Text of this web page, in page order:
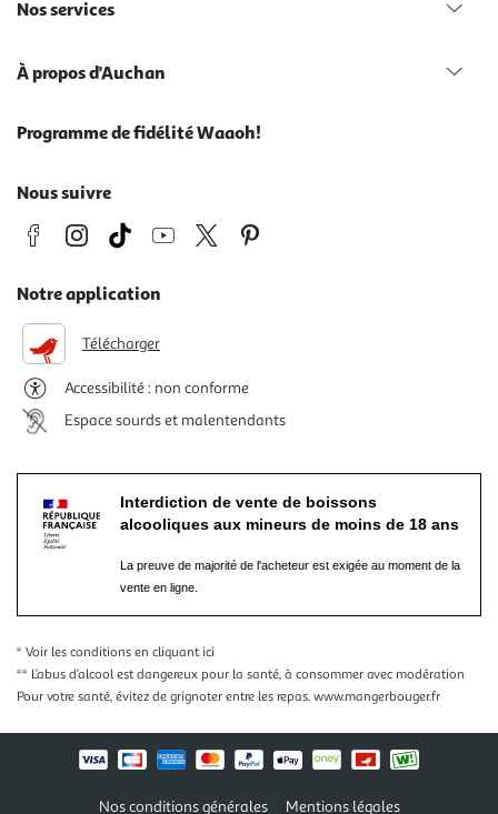
Nos services
À propos d'Auchan
Programme de fidélité Waaoh!
Nous suivre
Notre application
Télécharger
Accessibilité : non conforme
Espace sourds et malentendants
Interdiction de vente de boissons
alcooliques aux mineurs de moins de 18 ans
La preuve de majorité de l'acheteur est exigée au moment de la
vente en ligne.
* Voir les conditions en cliquant ici
** L’abus d’alcool est dangereux pour la santé, à consommer avec modération
Pour votre santé, évitez de grignoter entre les repas. www.mangerbouger.fr
Nos conditions générales Mentions légales